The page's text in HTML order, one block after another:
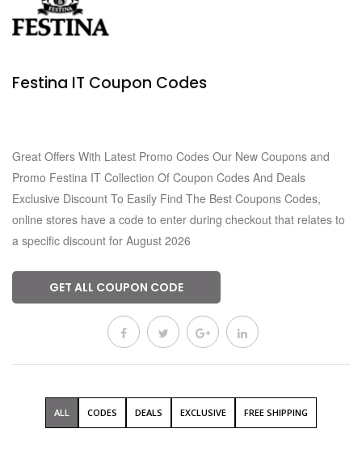
Festina IT Coupon Codes
Great Offers With Latest Promo Codes Our New Coupons and
Promo Festina IT Collection Of Coupon Codes And Deals
Exclusive Discount To Easily Find The Best Coupons Codes,
online stores have a code to enter during checkout that relates to
a specific discount for August 2026
GET ALL COUPON CODE
ALL CODES DEALS EXCLUSIVE FREE SHIPPING